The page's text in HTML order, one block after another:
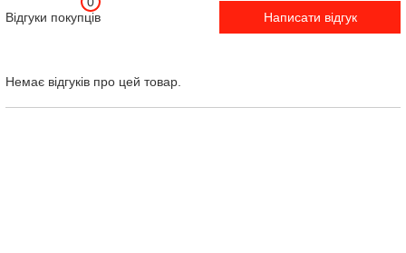
Відгуки покупців
Написати відгук
Немає відгуків про цей товар.